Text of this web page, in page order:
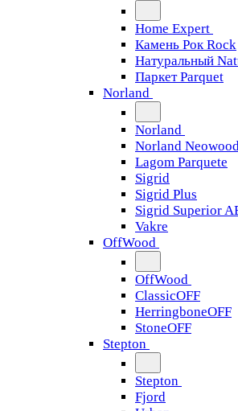
Home Expert
Камень Рок Rock
Натуральный
Паркет Parquet
Norland
Norland
Norland
Lagom Parquete
Sigrid
Sigrid Plus
Sigrid Superior
Vakre
OffWood
OffWood
ClassicOFF
HerringboneOFF
StoneOFF
Stepton
Stepton
Fjord